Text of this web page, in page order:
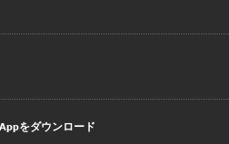
をダウンロード